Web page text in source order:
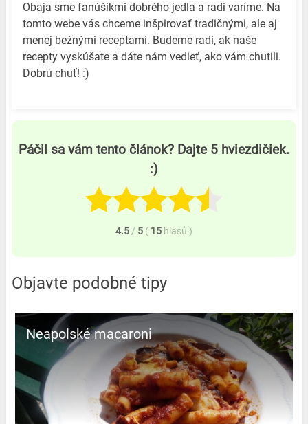
Obaja sme fanúšikmi dobrého jedla a radi varíme. Na
tomto webe vás chceme inšpirovať tradičnými, ale aj
menej bežnými receptami. Budeme radi, ak naše
recepty vyskúšate a dáte nám vedieť, ako vám chutili.
Dobrú chuť! :)
Páčil sa vám tento článok? Dajte 5 hviezdičiek.
:)
4.5 / 5 ( 15 hlasů )
Objavte podobné tipy
Neapolské macaroni